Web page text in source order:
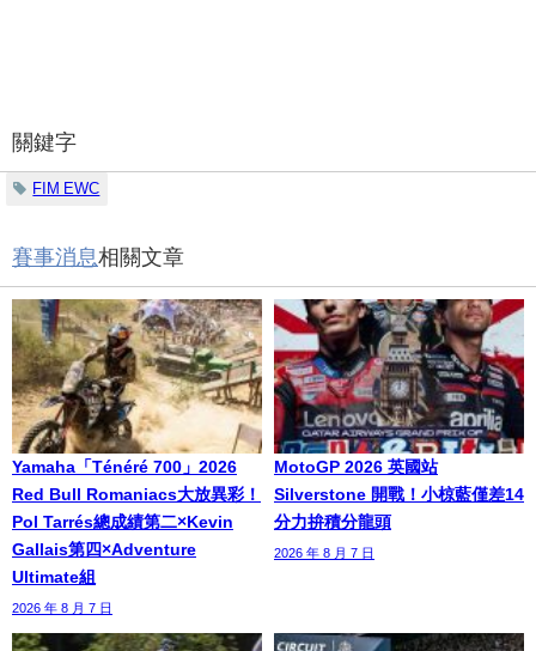
關鍵字
FIM EWC
賽事消息相關文章
Yamaha「Ténéré 700」2026
Red Bull Romaniacs大放異彩！
Pol Tarrés總成績第二×Kevin
Gallais第四×Adventure
Ultimate組
2026 年 8 月 7 日
MotoGP 2026 英國站
Silverstone 開戰！小椋藍僅差14
分力拚積分龍頭
2026 年 8 月 7 日